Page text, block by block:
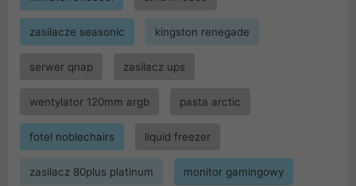
zasilacze seasonic kingston renegade
serwer qnap zasilacz ups
wentylator 120mm argb pasta arctic
fotel noblechairs liquid freezer
zasilacz 80plus platinum monitor gamingowy